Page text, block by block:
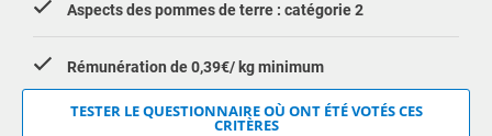
Aspects des pommes de terre : catégorie 2
Rémunération de 0,39€/ kg minimum
TESTER LE QUESTIONNAIRE OÙ ONT ÉTÉ VOTÉS CES
CRITÈRES